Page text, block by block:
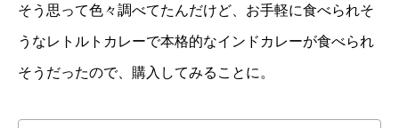
そう思って色々調べてたんだけど、お手軽に食べられそ
うなレトルトカレーで本格的なインドカレーが食べられ
そうだったので、購入してみることに。